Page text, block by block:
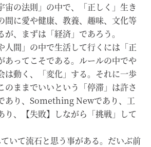
宙の法則」の中で、「正しく」生き
間に愛や健康、教養、趣味、文化等
が、まずは「経済」であろう。
人間」の中で生活して行くには「正
あってこそである。ルールの中でや
は動く、「変化」する。それに一歩
のままでいいという「停滞」は許さ
あり、Something Newであり、工
り、【失敗】しながら「挑戦」して
いて流石と思う事がある。だいぶ前